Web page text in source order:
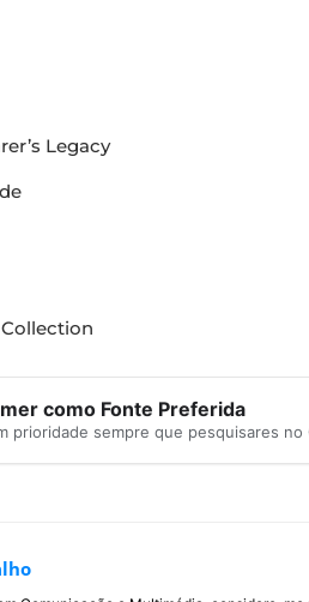
Legacy
como Fonte Preferida
prioridade sempre que pesquisares no